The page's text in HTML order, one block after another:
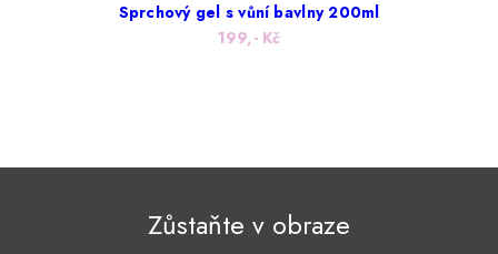
Sprchový gel s vůní bavlny 200ml
199,- Kč
Zůstaňte v obraze